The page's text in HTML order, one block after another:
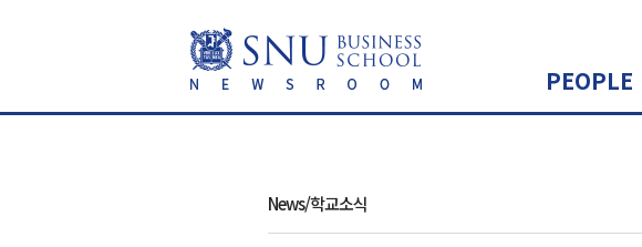
PEOPLE
News/학교소식